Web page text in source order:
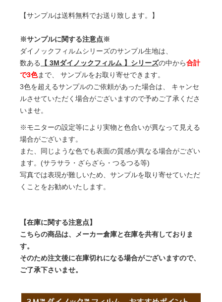
【サンプルは送料無料でお送り致します。】
※サンプルに関する注意点※
ダイノックフィルムシリーズのサンプル生地は、
数ある
【 3Mダイノックフィルム 】シリーズの中から合計
で3色まで、 サンプルをお取り寄せできます。
3色を超えるサンプルのご依頼があった場合は、 キャンセ
ルさせていただく場合がございますので予めご了承くださ
いませ。
※モニターの設定等により実物と色合いが異なって見える
場合がございます。
また、同じような色でも表面の質感が異なる場合がござい
ます。(サラサラ・ざらざら・つるつる等)
写真では表現が難しいため、サンプルを取り寄せていただ
くことをお勧めいたします。
【在庫に関する注意点】
こちらの商品は、メーカー倉庫と在庫を共有しておりま
す。
そのため注文後に在庫切れになる場合がございますので、
ご了承下さいませ。